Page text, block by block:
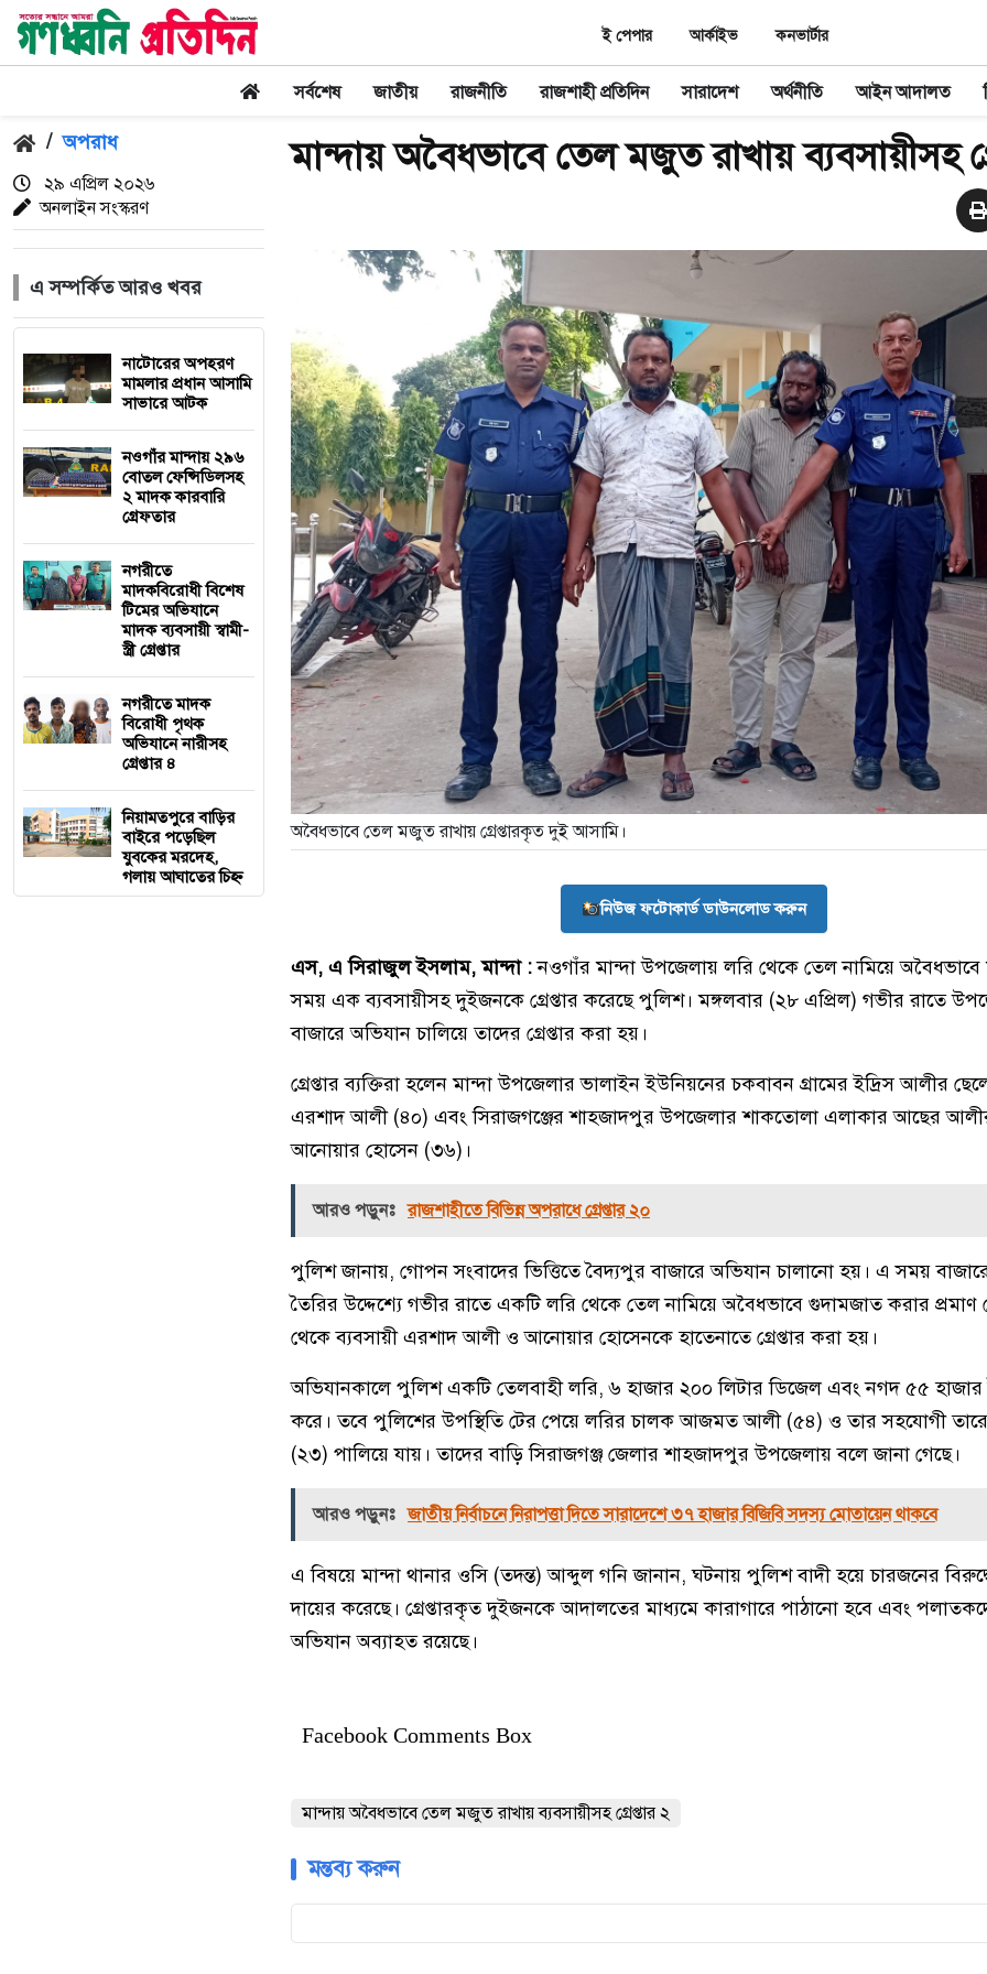
ই পেপার আর্কাইভ কনভার্টার
সর্বশেষ জাতীয় রাজনীতি রাজশাহী প্রতিদিন সারাদেশ অর্থনীতি আইন আদালত
/ অপরাধ
২৯ এপ্রিল ২০২৬
অনলাইন সংস্করণ
এ সম্পর্কিত আরও খবর
নাটোরের অপহরণ
মামলার প্রধান আসামি
সাভারে আটক
নওগাঁর মান্দায় ২৯৬
বোতল ফেন্সিডিলসহ
২ মাদক কারবারি
গ্রেফতার
নগরীতে
মাদকবিরোধী বিশেষ
টিমের অভিযানে
মাদক ব্যবসায়ী স্বামী-
স্ত্রী গ্রেপ্তার
নগরীতে মাদক
বিরোধী পৃথক
অভিযানে নারীসহ
গ্রেপ্তার ৪
নিয়ামতপুরে বাড়ির
বাইরে পড়েছিল
যুবকের মরদেহ,
গলায় আঘাতের চিহ্ন
মান্দায় অবৈধভাবে তেল মজুত রাখায় ব্যবসায়ীসহ
অবৈধভাবে তেল মজুত রাখায় গ্রেপ্তারকৃত দুই আসামি।
নিউজ ফটোকার্ড ডাউনলোড করুন
এস, এ সিরাজুল ইসলাম, মান্দা :নওগাঁর মান্দা উপজেলায় লরি থেকে তেল নামিয়ে
সময় এক ব্যবসায়ীসহ দুইজনকে গ্রেপ্তার করেছে পুলিশ। মঙ্গলবার (২৮ এপ্রিল) গভীর রাতে
বাজারে অভিযান চালিয়ে তাদের গ্রেপ্তার করা হয়।
গ্রেপ্তার ব্যক্তিরা হলেন মান্দা উপজেলার ভালাইন ইউনিয়নের চকবাবন গ্রামের ইদ্রিস আলীর
এরশাদ আলী (৪০) এবং সিরাজগঞ্জের শাহজাদপুর উপজেলার শাকতোলা এলাকার আছের
আনোয়ার হোসেন (৩৬)।
আরও পড়ুনঃ রাজশাহীতে বিভিন্ন অপরাধে গ্রেপ্তার ২০
পুলিশ জানায়, গোপন সংবাদের ভিত্তিতে বৈদ্যপুর বাজারে অভিযান চালানো হয়। এ সময়
তৈরির উদ্দেশ্যে গভীর রাতে একটি লরি থেকে তেল নামিয়ে অবৈধভাবে গুদামজাত করার প্রমাণ
থেকে ব্যবসায়ী এরশাদ আলী ও আনোয়ার হোসেনকে হাতেনাতে গ্রেপ্তার করা হয়।
অভিযানকালে পুলিশ একটি তেলবাহী লরি, ৬ হাজার ২০০ লিটার ডিজেল এবং নগদ ৫৫ হাজার
করে। তবে পুলিশের উপস্থিতি টের পেয়ে লরির চালক আজমত আলী (৫৪) ও তার সহযোগী
(২৩) পালিয়ে যায়। তাদের বাড়ি সিরাজগঞ্জ জেলার শাহজাদপুর উপজেলায় বলে জানা গেছে।
আরও পড়ুনঃ জাতীয় নির্বাচনে নিরাপত্তা দিতে সারাদেশে ৩৭ হাজার বিজিবি সদস্য মোতায়েন থাকবে
এ বিষয়ে মান্দা থানার ওসি (তদন্ত) আব্দুল গনি জানান, ঘটনায় পুলিশ বাদী হয়ে চারজনের
দায়ের করেছে। গ্রেপ্তারকৃত দুইজনকে আদালতের মাধ্যমে কারাগারে পাঠানো হবে এবং
অভিযান অব্যাহত রয়েছে।
Facebook Comments Box
মান্দায় অবৈধভাবে তেল মজুত রাখায় ব্যবসায়ীসহ গ্রেপ্তার ২
মন্তব্য করুন